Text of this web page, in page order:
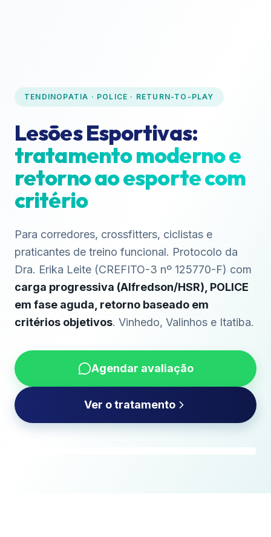
TENDINOPATIA · POLICE · RETURN-TO-PLAY
Lesões Esportivas:
tratamento moderno e
retorno ao esporte com
critério
Para corredores, crossfitters, ciclistas e
praticantes de treino funcional. Protocolo da
Dra. Erika Leite (CREFITO-3 nº 125770-F) com
carga progressiva (Alfredson/HSR), POLICE
em fase aguda, retorno baseado em
critérios objetivos. Vinhedo, Valinhos e Itatiba.
Agendar avaliação
Ver o tratamento